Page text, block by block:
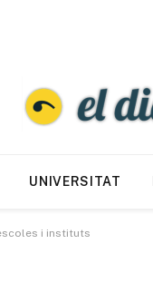
UNIVERSITAT
i instituts